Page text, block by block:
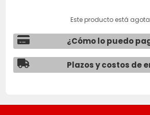
Este producto está
¿Cómo lo puedo
Plazos y costos de